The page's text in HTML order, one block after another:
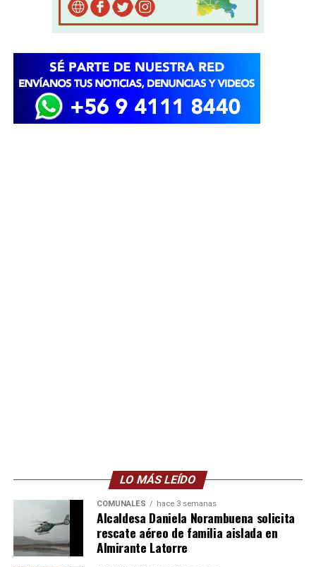
LO MÁS LEÍDO
COMUNALES hace 3 semanas
Alcaldesa Daniela Norambuena solicita
rescate aéreo de familia aislada en
Almirante Latorre